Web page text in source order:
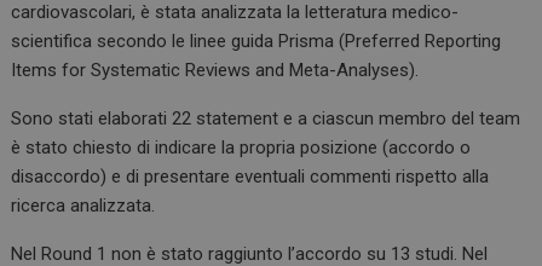
cardiovascolari, è stata analizzata la letteratura medico-
scientifica secondo le linee guida Prisma (Preferred Reporting
Items for Systematic Reviews and Meta-Analyses).
Sono stati elaborati 22 statement e a ciascun membro del team
è stato chiesto di indicare la propria posizione (accordo o
disaccordo) e di presentare eventuali commenti rispetto alla
ricerca analizzata.
Nel Round 1 non è stato raggiunto l’accordo su 13 studi. Nel